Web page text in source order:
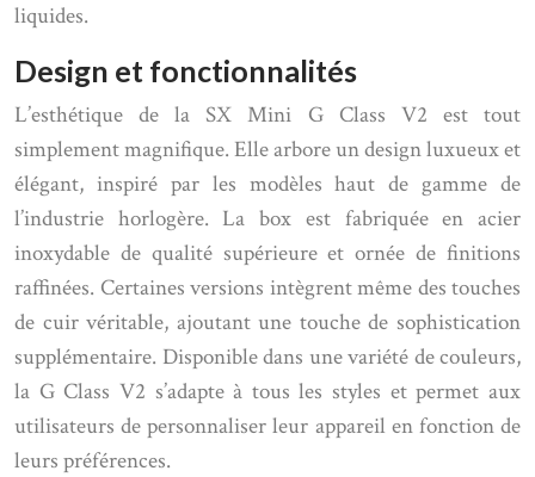
liquides.
Design et fonctionnalités
L’esthétique de la SX Mini G Class V2 est tout
simplement magnifique. Elle arbore un design luxueux et
élégant, inspiré par les modèles haut de gamme de
l’industrie horlogère. La box est fabriquée en acier
inoxydable de qualité supérieure et ornée de finitions
raffinées. Certaines versions intègrent même des touches
de cuir véritable, ajoutant une touche de sophistication
supplémentaire. Disponible dans une variété de couleurs,
la G Class V2 s’adapte à tous les styles et permet aux
utilisateurs de personnaliser leur appareil en fonction de
leurs préférences.